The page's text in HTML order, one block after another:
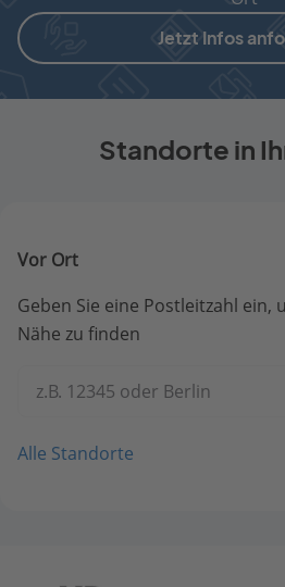
Jetzt Infos
Standorte in
Vor Ort
Geben Sie eine Postleitzahl
Nähe zu finden
z.B. 12345 oder Berlin
Alle Standorte